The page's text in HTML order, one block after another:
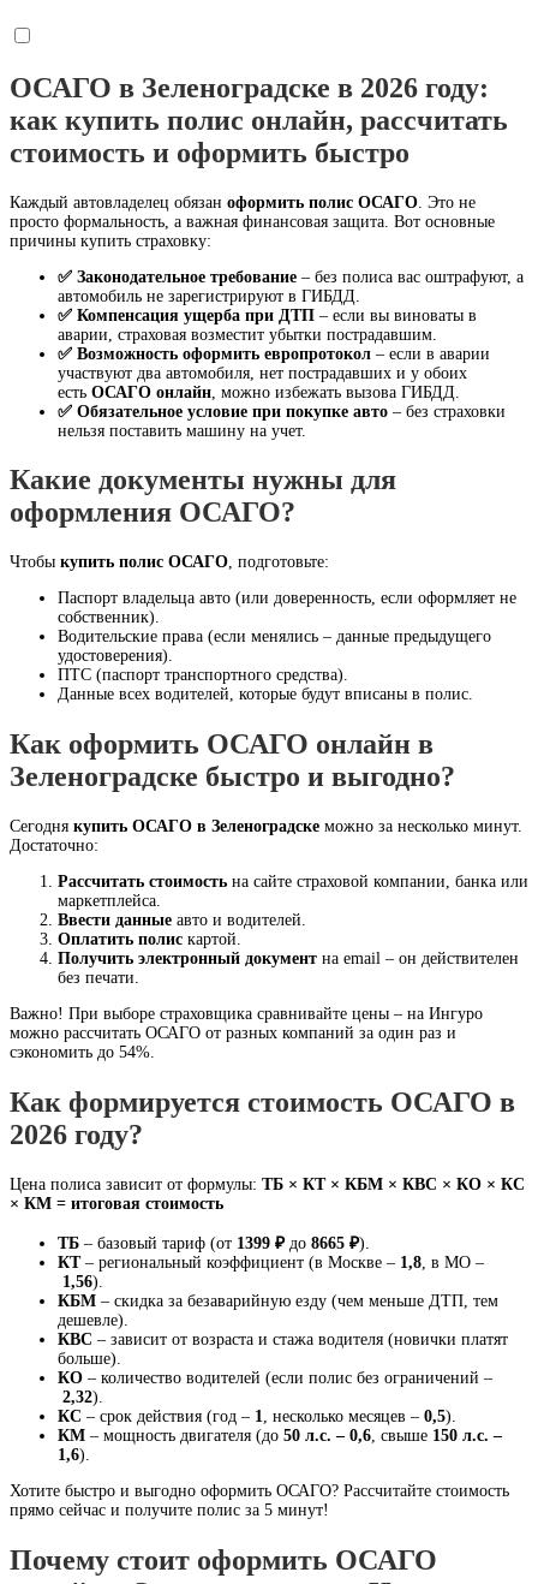
ОСАГО в Зеленоградске в 2026 году:
как купить полис онлайн, рассчитать
стоимость и оформить быстро
Каждый автовладелец обязан оформить полис ОСАГО . Это не
просто формальность, а важная финансовая защита. Вот основные
причины купить страховку:
✅ Законодательное требование – без полиса вас оштрафуют, а
автомобиль не зарегистрируют в ГИБДД.
✅ Компенсация ущерба при ДТП – если вы виноваты в
аварии, страховая возместит убытки пострадавшим.
✅ Возможность оформить европротокол – если в аварии
участвуют два автомобиля, нет пострадавших и у обоих
есть ОСАГО онлайн , можно избежать вызова ГИБДД.
✅ Обязательное условие при покупке авто – без страховки
нельзя поставить машину на учет.
Какие документы нужны для
оформления ОСАГО?
Чтобы купить полис ОСАГО, подготовьте:
Паспорт владельца авто (или доверенность, если оформляет не
собственник).
Водительские права (если менялись – данные предыдущего
удостоверения).
ПТС (паспорт транспортного средства).
Данные всех водителей, которые будут вписаны в полис.
Как оформить ОСАГО онлайн в
Зеленоградске быстро и выгодно?
Сегодня купить ОСАГО в Зеленоградске можно за несколько минут.
Достаточно:
Рассчитать стоимость на сайте страховой компании, банка или
маркетплейса.
Ввести данные авто и водителей.
Оплатить полис картой.
Получить электронный документ на email – он действителен
без печати.
Важно! При выборе страховщика сравнивайте цены – на Ингуро
можно рассчитать ОСАГО от разных компаний за один раз и
сэкономить до 54%.
Как формируется стоимость ОСАГО в
2026 году?
Цена полиса зависит от формулы: ТБ × КТ × КБМ × КВС × КО × КС
× КМ = итоговая стоимость
ТБ – базовый тариф (от 1399 ₽до 8665 ₽).
КТ– региональный коэффициент (в Москве – 1,8, в МО –
1,56).
КБМ – скидка за безаварийную езду (чем меньше ДТП, тем
дешевле).
КВС – зависит от возраста и стажа водителя (новички платят
больше).
КО – количество водителей (если полис без ограничений –
2,32).
КС – срок действия (год – 1, несколько месяцев – 0,5).
КМ – мощность двигателя (до 50 л.с. – 0,6, свыше 150 л.с. –
1,6).
Хотите быстро и выгодно оформить ОСАГО? Рассчитайте стоимость
прямо сейчас и получите полис за 5 минут!
Почему стоит оформить ОСАГО